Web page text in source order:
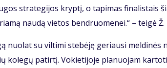
strategijos kryptį, o tapimas finalistais
naudą vietos bendruomenei.“ – teigė
nuolat su viltimi stebėję geriausi meldinės
kolegų patirtį. Vokietijoje planuojam